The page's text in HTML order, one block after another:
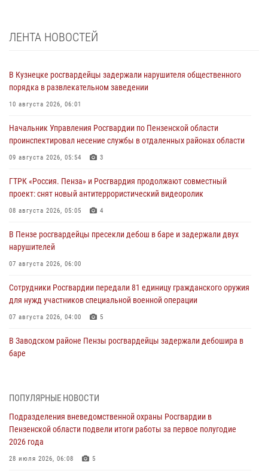
ЛЕНТА НОВОСТЕЙ
В Кузнецке росгвардейцы задержали нарушителя общественного
порядка в развлекательном заведении
10 августа 2026, 06:01
Начальник Управления Росгвардии по Пензенской области
проинспектировал несение службы в отдаленных районах области
09 августа 2026, 05:54 3
ГТРК «Россия. Пенза» и Росгвардия продолжают совместный
проект: снят новый антитеррористический видеоролик
08 августа 2026, 05:05 4
В Пензе росгвардейцы пресекли дебош в баре и задержали двух
нарушителей
07 августа 2026, 06:00
Сотрудники Росгвардии передали 81 единицу гражданского оружия
для нужд участников специальной военной операции
07 августа 2026, 04:00 5
В Заводском районе Пензы росгвардейцы задержали дебошира в
баре
Телесюжет ГТРК «Россия.Пенза»: В Пензе обвиняются семь мужчин
05 августа 2026, 15:50
В Заречном росгвардейцы почтили память легендарного генерала
Яковлева
ПОПУЛЯРНЫЕ НОВОСТИ
Подразделения вневедомственной охраны Росгвардии в
Пензенской области подвели итоги работы за первое полугодие
2026 года
28 июля 2026, 06:08 5